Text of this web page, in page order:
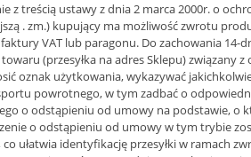
z treścią ustawy z dnia 2 marca 2000r. o
. zm.) kupujący ma możliwość zwrotu
VAT lub paragonu. Do zachowania
(przesyłka na adres Sklepu)
oznak użytkowania, wykazywać
powrotnego, w tym zadbać o
o odstąpieniu od umowy na podstawie, o
o odstąpieniu od umowy w tym trybie
ułatwia identyfikację przesyłki w ramach